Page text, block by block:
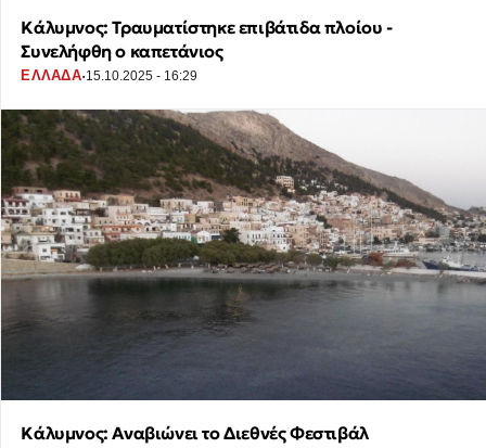
Κάλυμνος: Τραυματίστηκε επιβάτιδα πλοίου -
Συνελήφθη ο καπετάνιος
ΕΛΛΑΔΑ·15.10.2025 - 16:29
Κάλυμνος: Αναβιώνει το Διεθνές Φεστιβάλ